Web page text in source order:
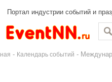
Портал индустрии событий и
- Календарь событий -